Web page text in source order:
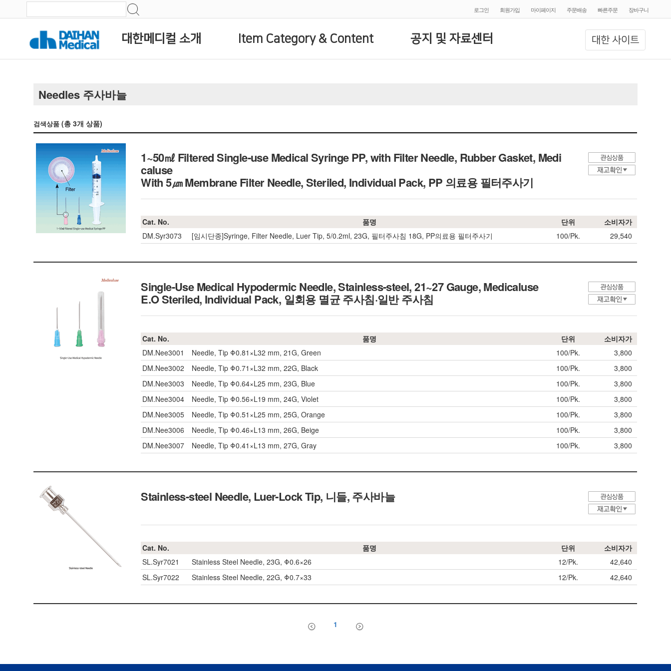
로그인 회원가입 마이페이지 주문배송 빠른주문 장바구니
대한 사이트
대한메디컬 소개 Item Category & Content 공지 및 자료센터
Needles 주사바늘
검색상품 (총3개 상품)
1~50㎖ Filtered Single-use Medical Syringe PP, with Filter Needle, Rubber Gasket, Medi
caluse
With 5㎛ Membrane Filter Needle, Steriled, Individual Pack, PP 의료용 필터주사기
Cat. No. 품명 단위
소비자가
DM.Syr3073
[임시단종]Syringe, Filter Needle, Luer Tip, 5/0.2ml, 23G, 필터주사침 18G, PP의료용 필터주사기 100/Pk. 29,540
Single-Use Medical Hypodermic Needle, Stainless-steel, 21~27 Gauge, Medicaluse
E.O Steriled, Individual Pack, 일회용 멸균 주사침·일반 주사침
Cat. No. 품명 단위
소비자가
DM.Nee3001
Needle, Tip Φ0.81×L32 mm, 21G, Green 100/Pk.
3,800
DM.Nee3002
Needle, Tip Φ0.71×L32 mm, 22G, Black 100/Pk.
3,800
DM.Nee3003
Needle, Tip Φ0.64×L25 mm, 23G, Blue 100/Pk.
3,800
DM.Nee3004
Needle, Tip Φ0.56×L19 mm, 24G, Violet 100/Pk.
3,800
DM.Nee3005
Needle, Tip Φ0.51×L25 mm, 25G, Orange 100/Pk.
3,800
DM.Nee3006
Needle, Tip Φ0.46×L13 mm, 26G, Beige 100/Pk.
3,800
DM.Nee3007
Needle, Tip Φ0.41×L13 mm, 27G, Gray 100/Pk. 3,800
Stainless-steel Needle, Luer-Lock Tip, 니들, 주사바늘
Cat. No. 품명 단위
소비자가
SL.Syr7021
Stainless Steel Needle, 23G, Φ0.6×26 12/Pk.
42,640
SL.Syr7022
Stainless Steel Needle, 22G, Φ0.7×33 12/Pk. 42,640
1